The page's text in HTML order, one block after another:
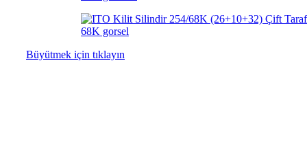
Büyütmek için tıklayın